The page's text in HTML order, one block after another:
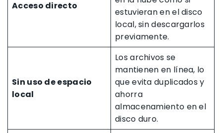
Acceso directo
estuvieran en el disco
local, sin descargarlos
previamente.
Sin uso de espacio
local
Los archivos se
mantienen en línea, lo
que evita duplicados y
ahorra
almacenamiento en el
disco duro.